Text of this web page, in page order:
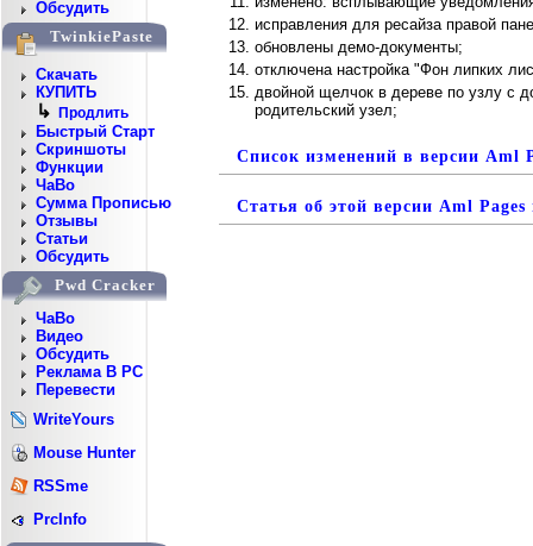
Обсудить
TwinkiePaste
Скачать
КУПИТЬ
↳ Продлить
Быстрый Старт
Скриншоты
Функции
ЧаВо
Сумма Прописью
Отзывы
Статьи
Обсудить
Pwd Cracker
ЧаВо
Видео
Обсудить
Реклама В PC
Перевести
WriteYours
Mouse Hunter
RSSme
PrcInfo
исправления для ресайза правой
обновлены демо-документы;
отключена настройка "Фон липких
двойной щелчок в дереве по узлу с
родительский узел;
Список изменений в версии Aml
Статья об этой версии Aml